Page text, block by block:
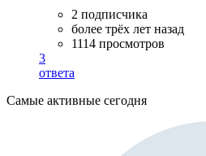
2 подписчика
более трёх лет назад
1114 просмотров
3
ответа
Самые активные сегодня